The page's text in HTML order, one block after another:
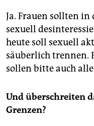
Ja. Frauen sollten
sexuell
heute soll sexuell
säuberlich trennen.
sollen bitte auch
Und überschreiten
Grenzen?